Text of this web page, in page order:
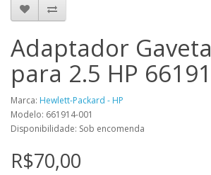
Adaptador
para 2.5 HP
Marca: Hewlett-Packard - HP
Modelo: 661914-001
Disponibilidade: Sob encomenda
R$70,00